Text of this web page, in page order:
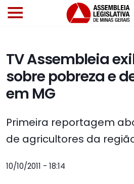
TV Assembleia
sobre pobreza e
em MG
Primeira reportagem
de agricultores da
10/10/2011 - 18:14